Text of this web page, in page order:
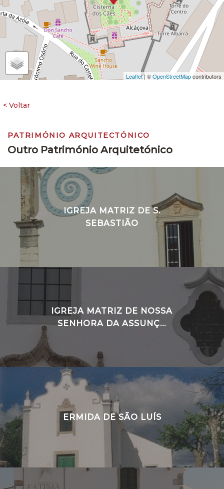
Leaflet| ©OpenStreetMapcontributors
PATRIMÓNIO ARQUITECTÓNICO
Outro Património Arquitetónico
IGREJA MATRIZ DE S.
SEBASTIÃO
IGREJA MATRIZ DE NOSSA
SENHORA DA ASSUNÇ...
ERMIDA DE SÃO LUÍS